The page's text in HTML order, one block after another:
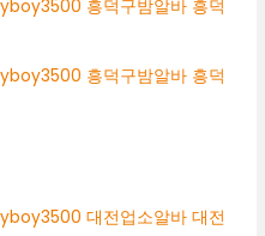
흥덕구밤알바 흥덕
흥덕구밤알바 흥덕
대전업소알바 대전